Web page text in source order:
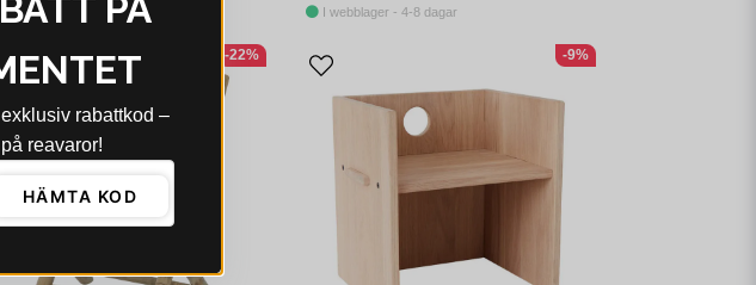
- 4-8 dagar I webblager - 4-8 dagar
-22% -9%
PÅ
rabattkod –
reavaror!
HÄMTA KOD